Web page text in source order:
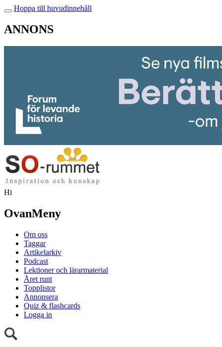
Hoppa till huvudinnehåll
ANNONS
Hi
OvanMeny
Om oss
Taggar
Artikelarkiv
Podcast
Lektioner och lärarmaterial
Året runt
Topplistor
Annonsera
Quiz & flashcards
Logga in